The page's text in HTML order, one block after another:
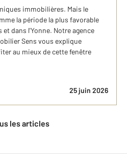
immobilières. Mais le
la période la plus favorable
dans l'Yonne. Notre agence
Sens vous explique
au mieux de cette fenêtre
25 juin 2026
les articles